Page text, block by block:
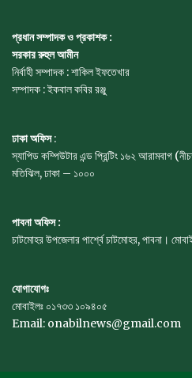
প্রধান সম্পাদক ও প্রকাশক :
সরকার রুহুল আমীন
নির্বাহী সম্পাদক : শাকিল ইফতেখার
সম্পাদক : ইকবাল কবির রঞ্জু
ঢাকা অফিস:
স্যাপিড কম্পিউটার এন্ড প্রিন্টিং ১৬২ আরামবাগ
মতিঝিল, ঢাকা – ১০০০
পাবনা অফিস :
চাটমোহর উপজেলার পার্শ্বে চাটমোহর, পাবনা।
যোগাযোগঃ
মোবাইলঃ ০১৭৩৩ ১০৯৪০৫
Email: onabilnews@gmail.com